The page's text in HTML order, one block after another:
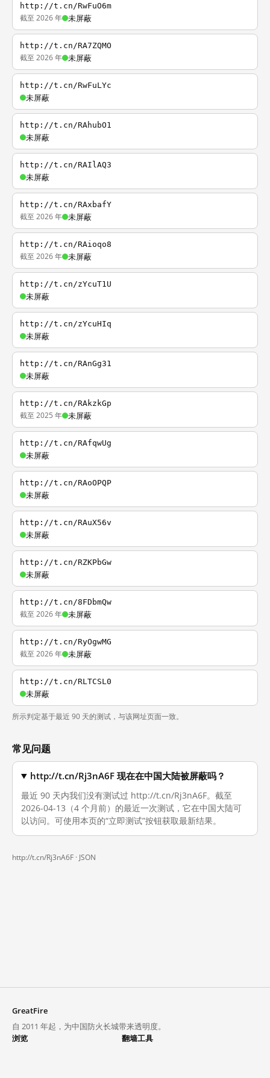
http://t.cn/RwFuO6m
截至 2026 年 未屏蔽
http://t.cn/RA7ZQMO
截至 2026 年 未屏蔽
http://t.cn/RwFuLYc
未屏蔽
http://t.cn/RAhubO1
未屏蔽
http://t.cn/RAIlAQ3
未屏蔽
http://t.cn/RAxbafY
截至 2026 年 未屏蔽
http://t.cn/RAioqo8
截至 2026 年 未屏蔽
http://t.cn/zYcuT1U
未屏蔽
http://t.cn/zYcuHIq
未屏蔽
http://t.cn/RAnGg31
未屏蔽
http://t.cn/RAkzkGp
截至 2025 年 未屏蔽
http://t.cn/RAfqwUg
未屏蔽
http://t.cn/RAoOPQP
未屏蔽
http://t.cn/RAuX56v
未屏蔽
http://t.cn/RZKPbGw
未屏蔽
http://t.cn/8FDbmQw
截至 2026 年 未屏蔽
http://t.cn/RyOgwMG
截至 2026 年 未屏蔽
http://t.cn/RLTCSL0
未屏蔽
所示判定基于最近 90 天的测试，与该网址页面一致。
常见问题
http://t.cn/Rj3nA6F 现在在中国大陆被屏蔽吗？
最近 90 天内我们没有测试过 http://t.cn/Rj3nA6F。截至
2026-04-13（4 个月前）的最近一次测试，它在中国大陆可
以访问。可使用本页的“立即测试”按钮获取最新结果。
http://t.cn/Rj3nA6F · JSON
GreatFire
自 2011 年起，为中国防火长城带来透明度。
浏览
翻墙工具